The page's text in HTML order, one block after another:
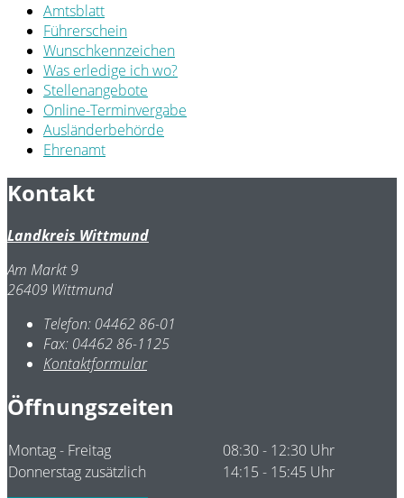
Amtsblatt
Führerschein
Wunschkennzeichen
Was erledige ich wo?
Stellenangebote
Online-Terminvergabe
Ausländerbehörde
Ehrenamt
Kontakt
Landkreis Wittmund
Am Markt 9
26409 Wittmund
Telefon: 04462 86-01
Fax: 04462 86-1125
Kontaktformular
Öffnungszeiten
Montag - Freitag
08:30 - 12:30 Uhr
Donnerstag zusätzlich
14:15 - 15:45 Uhr